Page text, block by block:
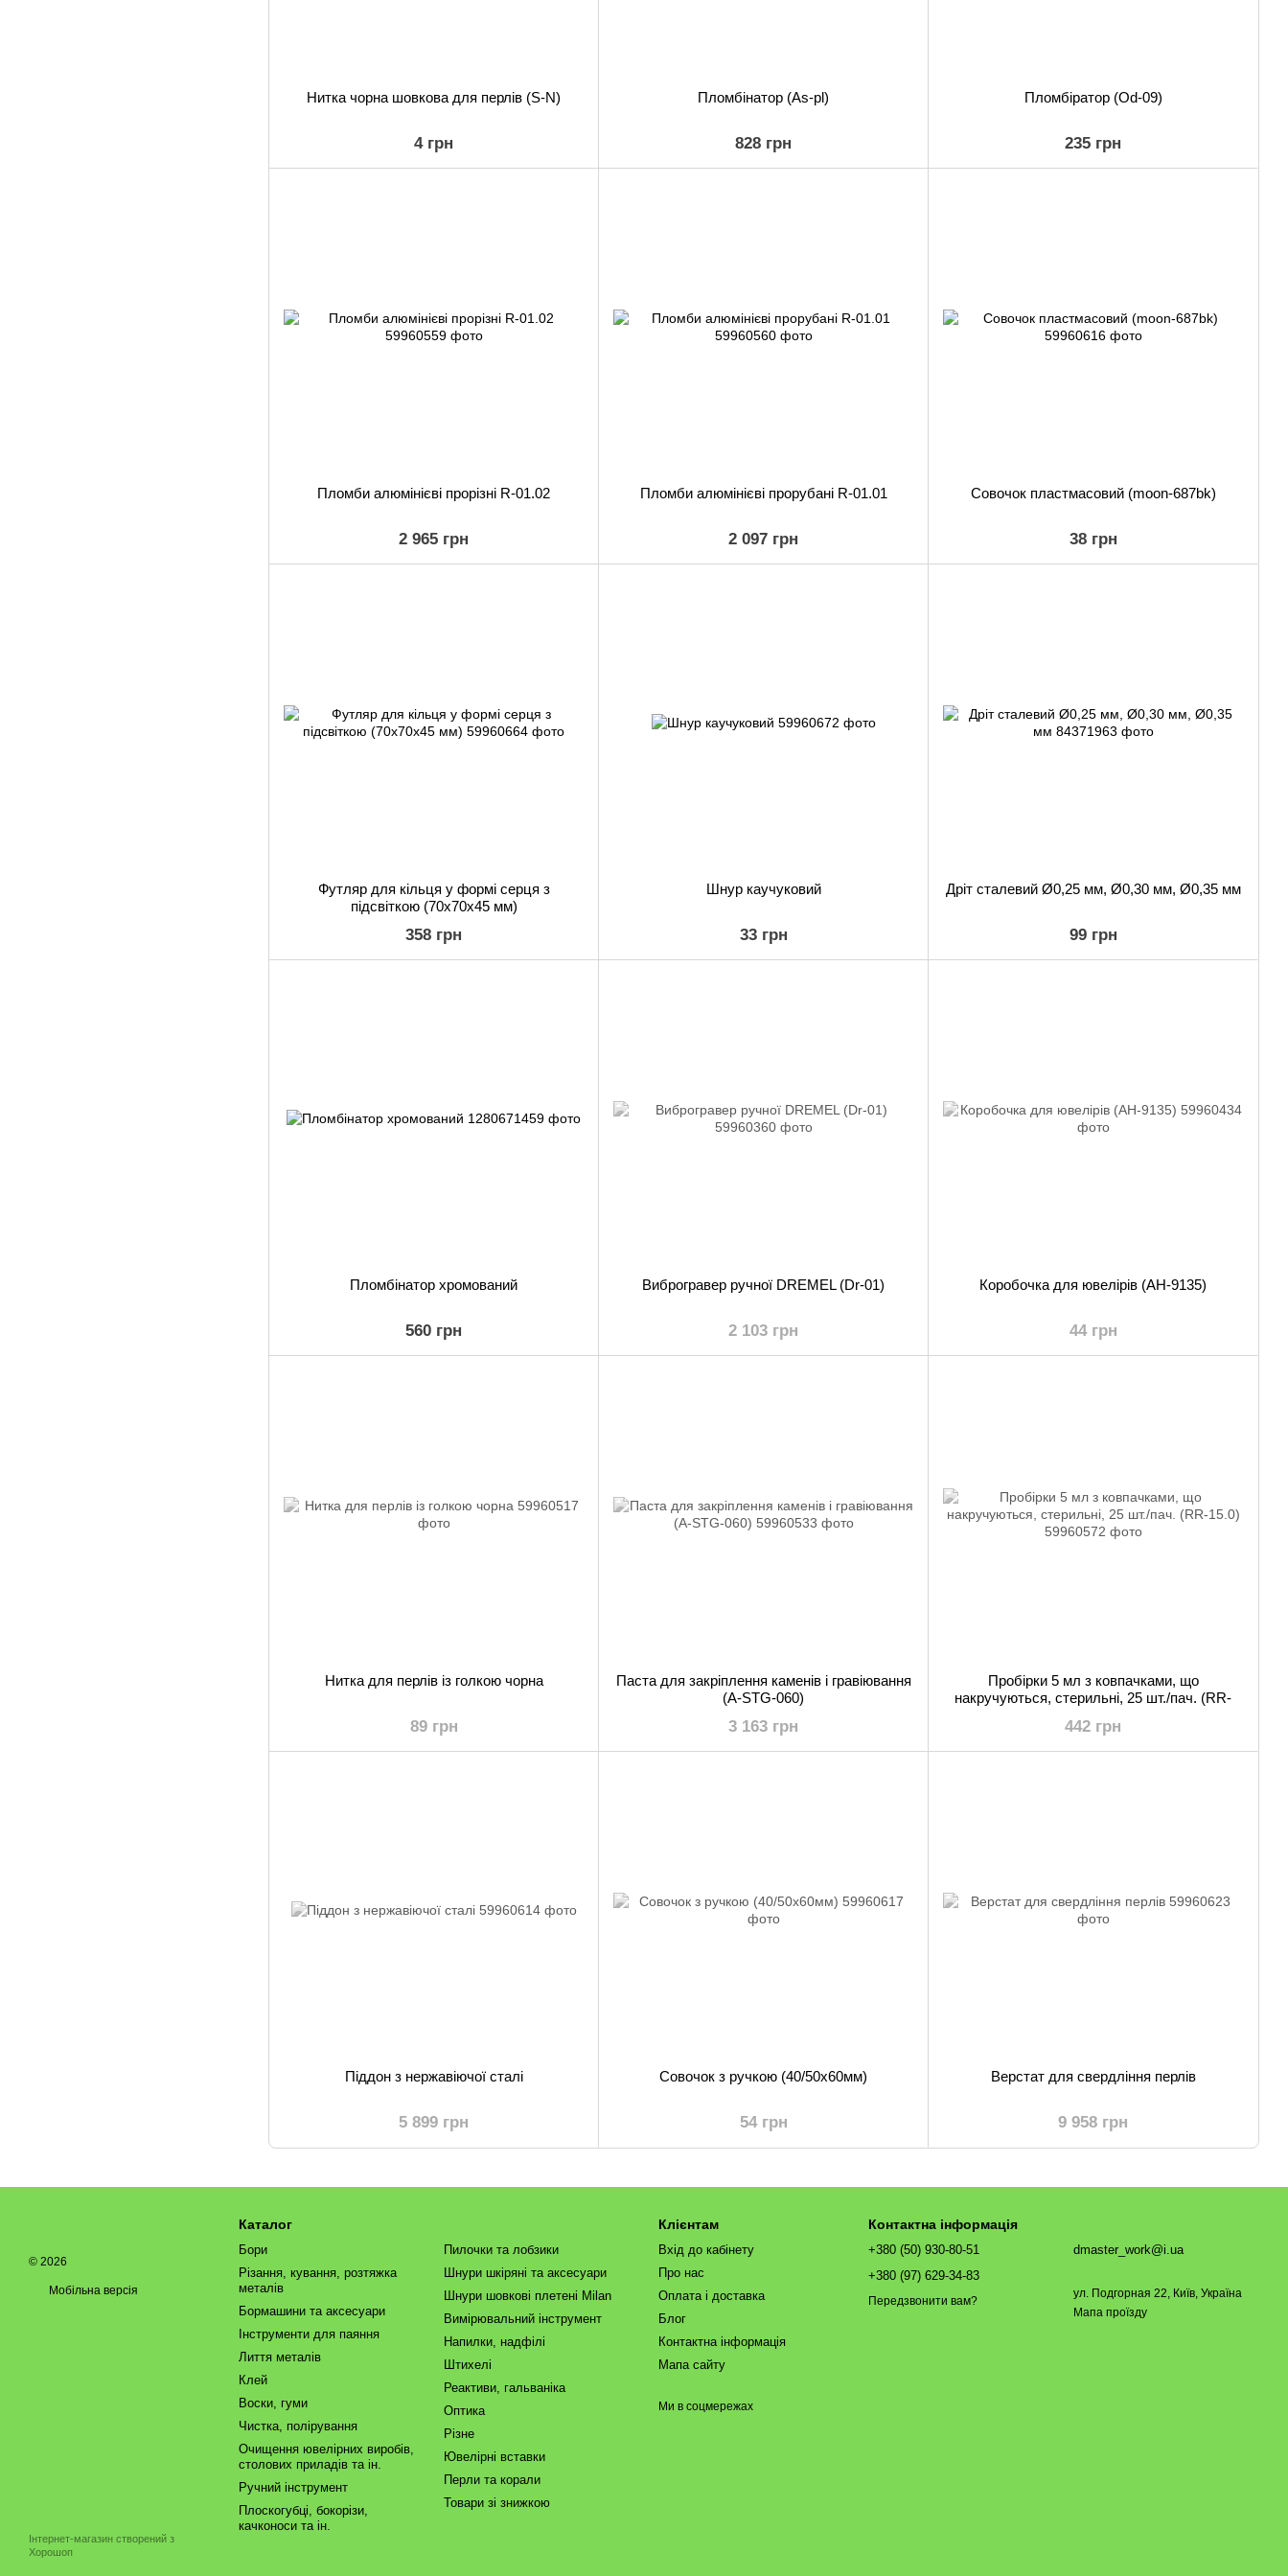
Нитка чорна шовкова для перлів (S-N)
4 грн
Пломбінатор (As-pl)
828 грн
Пломбіратор (Od-09)
235 грн
Пломби алюмінієві прорізні R-01.02
2 965 грн
Пломби алюмінієві прорубані R-01.01
2 097 грн
Совочок пластмасовий (moon-687bk)
38 грн
Футляр для кільця у формі серця з
підсвіткою (70х70х45 мм)
358 грн
Шнур каучуковий
33 грн
Дріт сталевий Ø0,25 мм, Ø0,30 мм, Ø0,35 мм
99 грн
Пломбінатор хромований
560 грн
Виброгравер ручної DREMEL (Dr-01)
2 103 грн
Коробочка для ювелірів (AH-9135)
44 грн
Нитка для перлів із голкою чорна
89 грн
Паста для закріплення каменів і гравіювання
(A-STG-060)
3 163 грн
Пробірки 5 мл з ковпачками, що
накручуються, стерильні, 25 шт./пач. (RR-
442 грн
Піддон з нержавіючої сталі
5 899 грн
Совочок з ручкою (40/50х60мм)
54 грн
Верстат для свердління перлів
9 958 грн
© 2026
Мобільна версія
Інтернет-магазин створений з
Хорошоп
Каталог
Бори
Різання, кування, розтяжка
металів
Бормашини та аксесуари
Інструменти для паяння
Лиття металів
Клей
Воски, гуми
Чистка, полірування
Очищення ювелірних виробів,
столових приладів та ін.
Ручний інструмент
Плоскогубці, бокорізи,
качконоси та ін.
Пилочки та лобзики
Шнури шкіряні та аксесуари
Шнури шовкові плетені Milan
Вимірювальний інструмент
Напилки, надфілі
Штихелі
Реактиви, гальваніка
Оптика
Різне
Ювелірні вставки
Перли та корали
Товари зі знижкою
Клієнтам
Вхід до кабінету
Про нас
Оплата і доставка
Блог
Контактна інформація
Мапа сайту
Ми в соцмережах
Контактна інформація
+380 (50) 930-80-51
+380 (97) 629-34-83
Передзвонити вам?
dmaster_work@i.ua
ул. Подгорная 22, Київ, Україна
Мапа проїзду